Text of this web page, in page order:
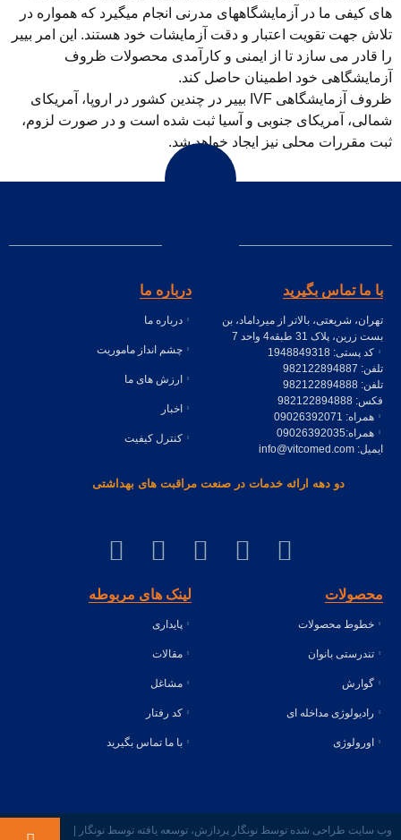
های کیفی ما در آزمایشگاههای مدرنی انجام میگیرد که همواره در
تلاش جهت تقویت اعتبار و دقت آزمایشات خود هستند. این امر بییر
را قادر می سازد تا از ایمنی و کارآمدی محصولات ظروف
آزمایشگاهی خود اطمینان حاصل کند.
ظروف آزمایشگاهی IVF بییر در چندین کشور در اروپا، آمریکای
شمالی، آمریکای جنوبی و آسیا ثبت شده است و در صورت لزوم،
ثبت مقررات محلی نیز ایجاد خواهد شد.
با ما تماس بگیرید
تهران، شریعتی، بالاتر از میرداماد، بن
بست زرین، پلاک 31 طبقه4 واحد 7
کد پستی: 1948849318
تلفن: 982122894887
تلفن: 982122894888
فکس: 982122894888
همراه: 09026392071
همراه:09026392035
ایمیل: info@vitcomed.com
درباره ما
درباره ما
چشم انداز ماموریت
ارزش های ما
اخبار
کنترل کیفیت
دو دهه ارائه خدمات در صنعت مراقبت های بهداشتی
محصولات
خطوط محصولات
تندرستی بانوان
گوارش
رادیولوژی مداخله ای
اورولوژی
لینک های مربوطه
پایداری
مقالات
مشاغل
کد رفتار
با ما تماس بگیرید
وب سایت طراحی شده توسط نونگار پردازش، توسعه یافته توسط نونگار |